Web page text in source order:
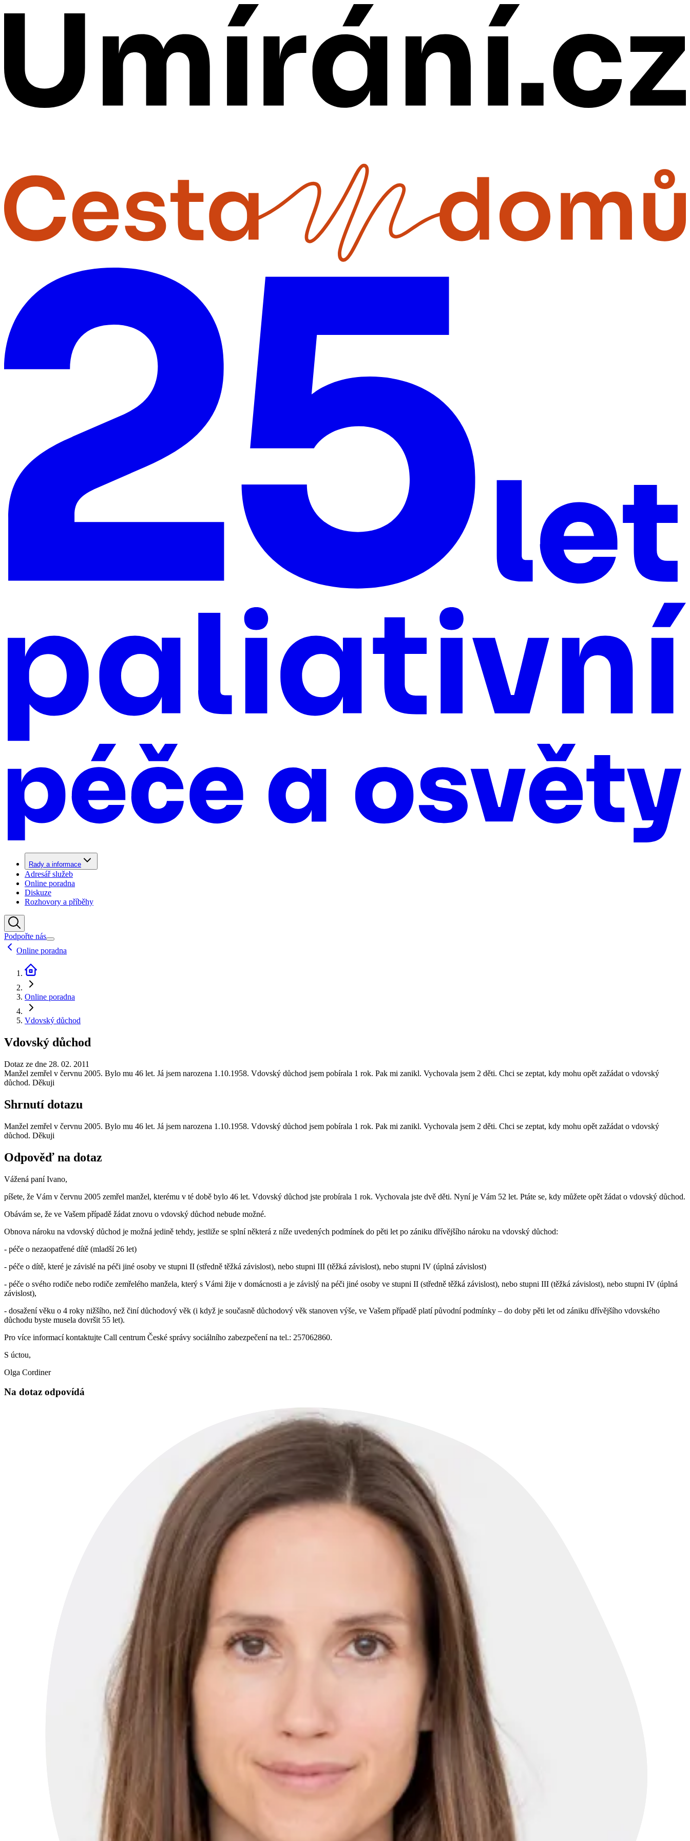
Rady a informace
Adresář služeb
Online poradna
Diskuze
Rozhovory a příběhy
Podpořte nás
Online poradna
Online poradna
Vdovský důchod
Vdovský důchod
Dotaz ze dne 28. 02. 2011
Manžel zemřel v červnu 2005. Bylo mu 46 let. Já jsem narozena 1.10.1958. Vdovský důchod jsem pobírala 1 rok. Pak mi zanikl. Vychovala jsem 2 děti. Chci se zeptat, kdy mohu opět zažádat o vdovský
důchod. Děkuji
Shrnutí dotazu
Manžel zemřel v červnu 2005. Bylo mu 46 let. Já jsem narozena 1.10.1958. Vdovský důchod jsem pobírala 1 rok. Pak mi zanikl. Vychovala jsem 2 děti. Chci se zeptat, kdy mohu opět zažádat o vdovský
důchod. Děkuji
Odpověď na dotaz
Vážená paní Ivano,
píšete, že Vám v červnu 2005 zemřel manžel, kterému v té době bylo 46 let. Vdovský důchod jste probírala 1 rok. Vychovala jste dvě děti. Nyní je Vám 52 let. Ptáte se, kdy můžete opět žádat o vdovský důchod.
Obávám se, že ve Vašem případě žádat znovu o vdovský důchod nebude možné.
Obnova nároku na vdovský důchod je možná jedině tehdy, jestliže se splní některá z níže uvedených podmínek do pěti let po zániku dřívějšího nároku na vdovský důchod:
- péče o nezaopatřené dítě (mladší 26 let)
- péče o dítě, které je závislé na péči jiné osoby ve stupni II (středně těžká závislost), nebo stupni III (těžká závislost), nebo stupni IV (úplná závislost)
- péče o svého rodiče nebo rodiče zemřelého manžela, který s Vámi žije v domácnosti a je závislý na péči jiné osoby ve stupni II (středně těžká závislost), nebo stupni III (těžká závislost), nebo stupni IV (úplná
závislost),
- dosažení věku o 4 roky nižšího, než činí důchodový věk (i když je současně důchodový věk stanoven výše, ve Vašem případě platí původní podmínky – do doby pěti let od zániku dřívějšího vdovského
důchodu byste musela dovršit 55 let).
Pro více informací kontaktujte Call centrum České správy sociálního zabezpečení na tel.: 257062860.
S úctou,
Olga Cordiner
Na dotaz odpovídá